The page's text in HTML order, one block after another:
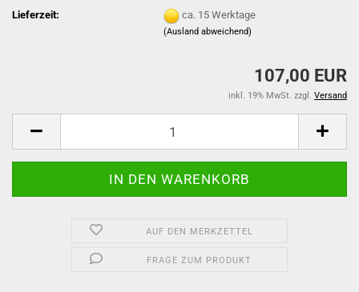
Lieferzeit:
ca. 15 Werktage
(Ausland abweichend)
107,00 EUR
inkl. 19% MwSt. zzgl. Versand
AUF DEN MERKZETTEL
FRAGE ZUM PRODUKT